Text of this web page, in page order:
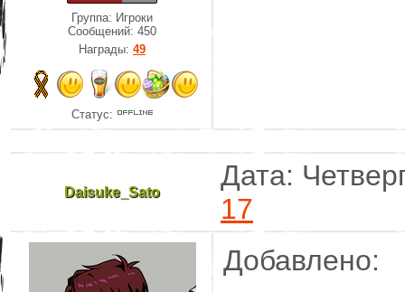
Группа: Игроки
Сообщений: 450
Награды: 49
Статус:
Daisuke_Sato
Дата:
17
Добавлено: